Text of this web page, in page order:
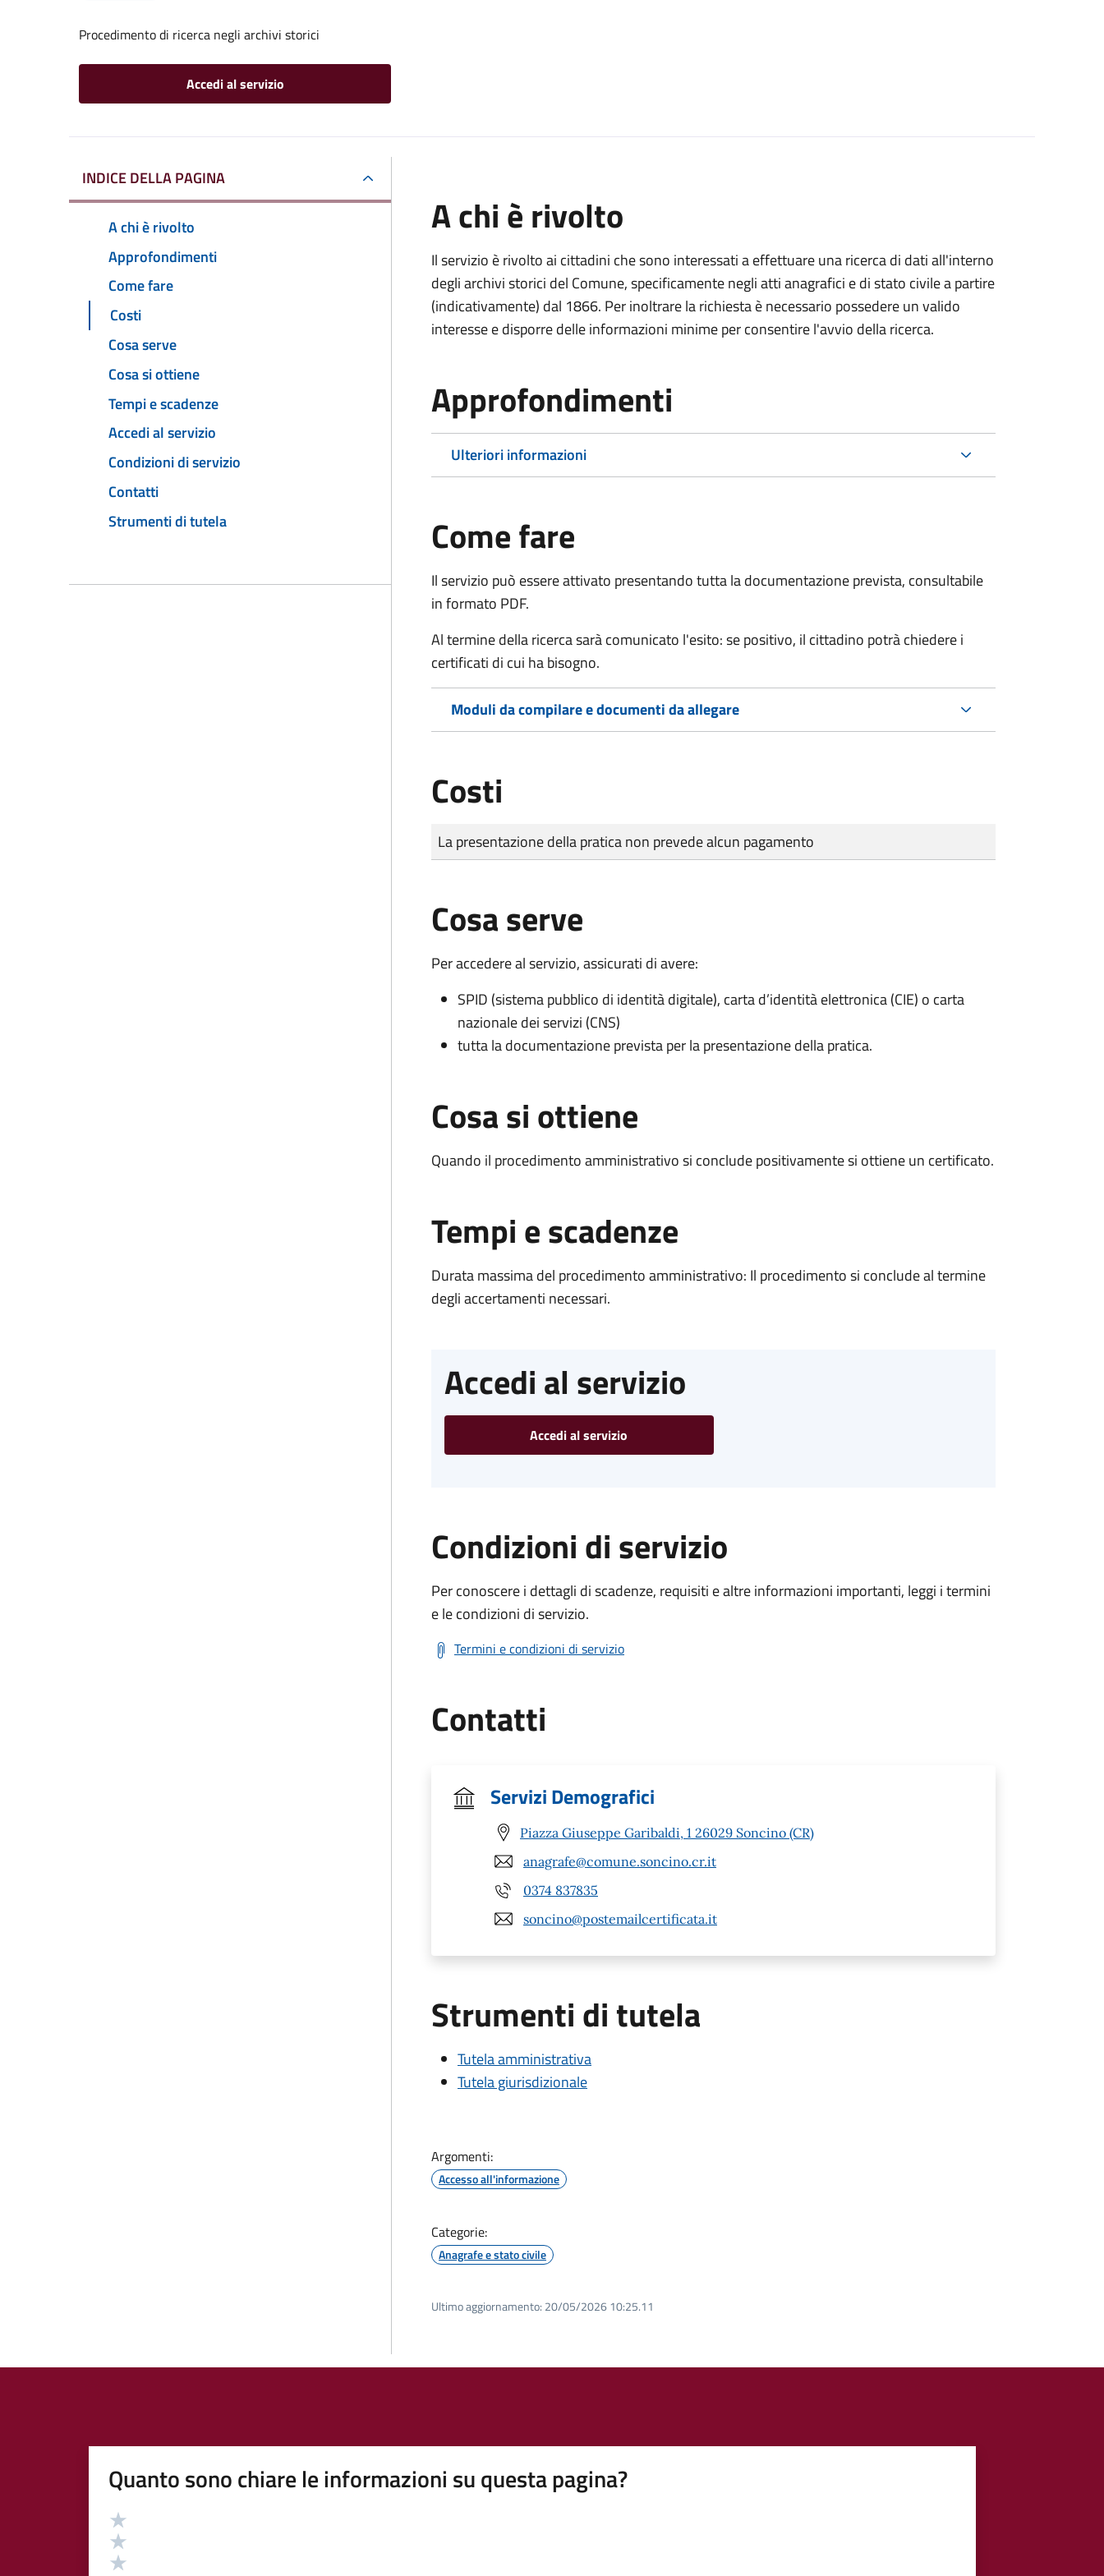
Procedimento di ricerca negli archivi storici
Accedi al servizio
INDICE DELLA PAGINA
A chi è rivolto
Approfondimenti
Come fare
Costi
Cosa serve
Cosa si ottiene
Tempi e scadenze
Accedi al servizio
Condizioni di servizio
Contatti
Strumenti di tutela
A chi è rivolto
Il servizio è rivolto ai cittadini che sono interessati a effettuare una ricerca di dati all'interno
degli archivi storici del Comune, specificamente negli atti anagrafici e di stato civile a partire
(indicativamente) dal 1866. Per inoltrare la richiesta è necessario possedere un valido
interesse e disporre delle informazioni minime per consentire l'avvio della ricerca.
Approfondimenti
Ulteriori informazioni
Come fare
Il servizio può essere attivato presentando tutta la documentazione prevista, consultabile
in formato PDF.
Al termine della ricerca sarà comunicato l'esito: se positivo, il cittadino potrà chiedere i
certificati di cui ha bisogno.
Moduli da compilare e documenti da allegare
Costi
Tipo di pagamento
Importo
La presentazione della pratica non prevede alcun pagamento
Cosa serve
Per accedere al servizio, assicurati di avere:
SPID (sistema pubblico di identità digitale), carta d’identità elettronica (CIE) o carta
nazionale dei servizi (CNS)
tutta la documentazione prevista per la presentazione della pratica.
Cosa si ottiene
Quando il procedimento amministrativo si conclude positivamente si ottiene un certificato.
Tempi e scadenze
Durata massima del procedimento amministrativo: Il procedimento si conclude al termine
degli accertamenti necessari.
Accedi al servizio
Accedi al servizio
Condizioni di servizio
Per conoscere i dettagli di scadenze, requisiti e altre informazioni importanti, leggi i termini
e le condizioni di servizio.
Termini e condizioni di servizio
Contatti
Servizi Demografici
Piazza Giuseppe Garibaldi, 1 26029 Soncino (CR)
anagrafe@comune.soncino.cr.it
0374 837835
soncino@postemailcertificata.it
Strumenti di tutela
Tutela amministrativa
Tutela giurisdizionale
Argomenti:
Accesso all'informazione
Categorie:
Anagrafe e stato civile
Ultimo aggiornamento: 20/05/2026 10:25.11
Quanto sono chiare le informazioni su questa pagina?
Valutazione